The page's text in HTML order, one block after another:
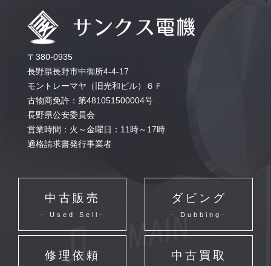
〒380-0935
長野県長野市中御所4-4-17
モントレーマヤ（旧光和ビル）６Ｆ
古物商免許：第481051500004号
長野県公安委員会
営業時間：火～金曜日：11時～17時
適格請求書発行事業者
中古販売
- Used Sell-
ダビング
- Dubbing-
修理依頼 中古買取